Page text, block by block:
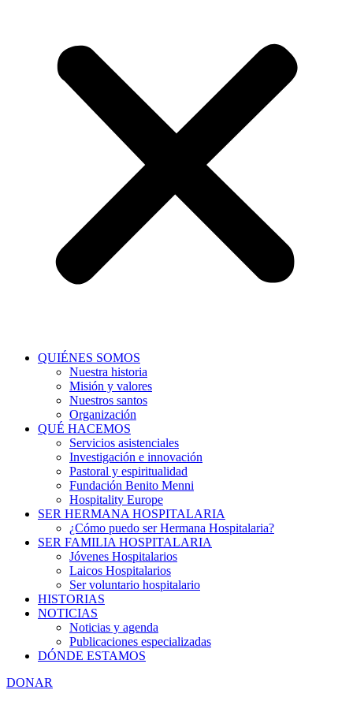
QUIÉNES SOMOS
Nuestra historia
Misión y valores
Nuestros santos
Organización
QUÉ HACEMOS
Servicios asistenciales
Investigación e innovación
Pastoral y espiritualidad
Fundación Benito Menni
Hospitality Europe
SER HERMANA HOSPITALARIA
¿Cómo puedo ser Hermana Hospitalaria?
SER FAMILIA HOSPITALARIA
Jóvenes Hospitalarios
Laicos Hospitalarios
Ser voluntario hospitalario
HISTORIAS
NOTICIAS
Noticias y agenda
Publicaciones especializadas
DÓNDE ESTAMOS
DONAR